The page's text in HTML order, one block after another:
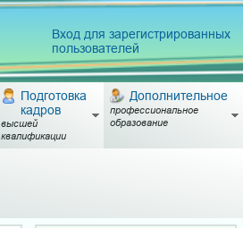
Вход для зарегистрированных
пользователей
Подготовка
кадров
высшей
квалификации
Дополнительное
профессиональное
образование